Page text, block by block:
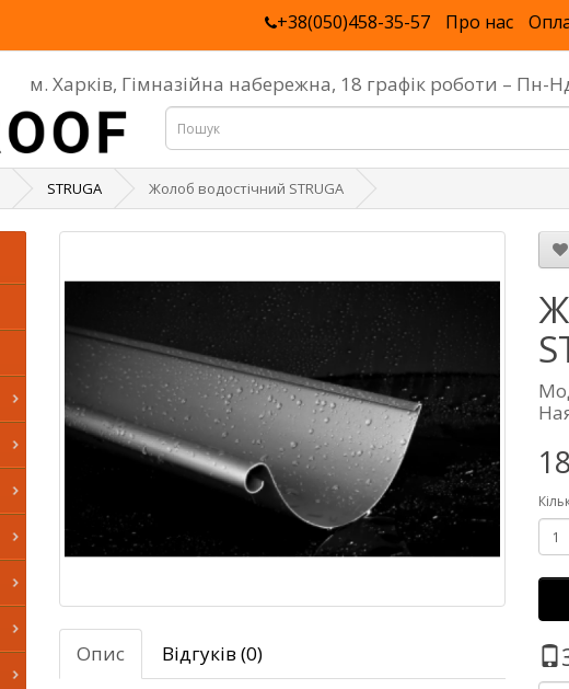
+38(050)458-35-57 Про нас
м. Харків, Гімназійна набережна, 18 графік роботи – Пн-
STRUGA Жолоб водостічний STRUGA
Опис Відгуків (0)